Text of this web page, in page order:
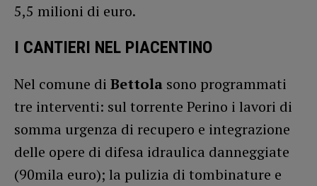
5,5 milioni di euro.
I CANTIERI NEL PIACENTINO
Nel comune di Bettola sono programmati
tre interventi: sul torrente Perino i lavori di
somma urgenza di recupero e integrazione
delle opere di difesa idraulica danneggiate
(90mila euro); la pulizia di tombinature e